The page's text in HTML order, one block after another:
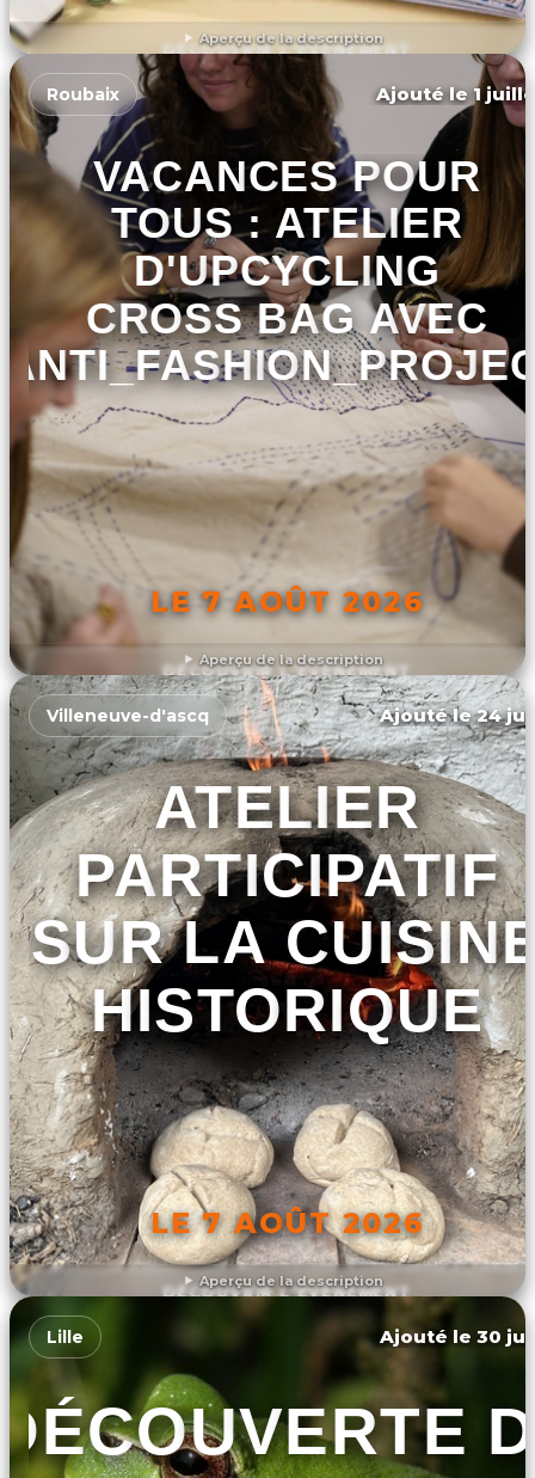
Aperçu de la description
DÉCOUVRIR L'ÉVÉNEMENT
Aperçu de la description
Roubaix Ajouté le 1
VACANCES POUR
TOUS : ATELIER
D'UPCYCLING
CROSS BAG AVEC
LE 7 AOÛT 2026
DÉCOUVRIR L'ÉVÉNEMENT
Aperçu de la description
Villeneuve-d'ascq Ajouté le 24
ATELIER
PARTICIPATIF
SUR LA
HISTORIQUE
LE 7 AOÛT 2026
DÉCOUVRIR L'ÉVÉNEMENT
Lille Ajouté le 30